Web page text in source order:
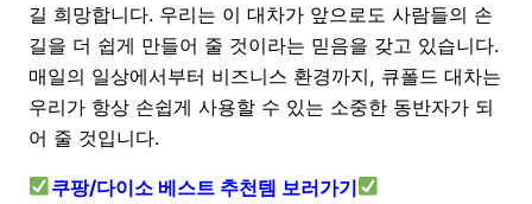
길 희망합니다. 우리는 이 대차가 앞으로도 사람들의 손
길을 더 쉽게 만들어 줄 것이라는 믿음을 갖고 있습니다.
매일의 일상에서부터 비즈니스 환경까지, 큐폴드 대차는
우리가 항상 손쉽게 사용할 수 있는 소중한 동반자가 되
어 줄 것입니다.
쿠팡/다이소 베스트 추천템 보러가기